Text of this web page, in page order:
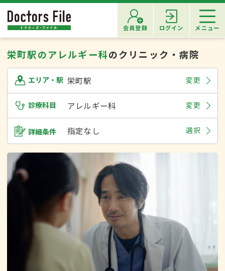
会員登録 ログイン メニュー
栄町駅のアレルギー科のクリニック・病院
エリア・駅 栄町駅 変更
診療科目 アレルギー科 変更
詳細条件 指定なし 選択